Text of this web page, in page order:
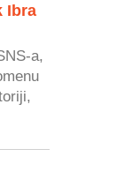
Ibra
a,